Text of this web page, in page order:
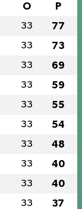
O P
33 77
33 73
33 69
33 59
33 55
33 54
33 48
33 40
33 40
33 37